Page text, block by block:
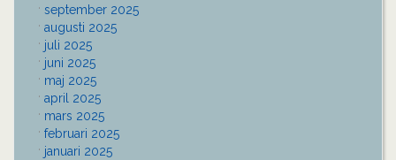
september 2025
augusti 2025
juli 2025
juni 2025
maj 2025
april 2025
mars 2025
februari 2025
januari 2025